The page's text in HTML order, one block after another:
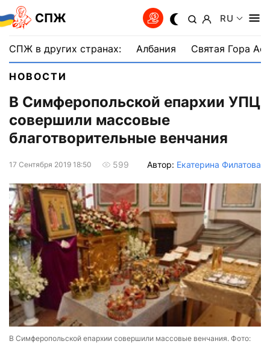
СПЖ RU
СПЖ в других странах: Албания Святая Гора
НОВОСТИ
В Симферопольской епархии УПЦ
совершили массовые
благотворительные венчания
17 Сентября 2019 18:50 599 Автор: Екатерина Филатова
В Симферопольской епархии совершили массовые венчания. Фото: